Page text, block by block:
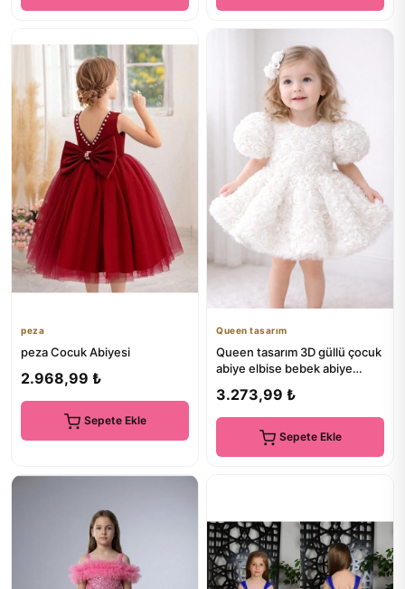
peza
peza Cocuk Abiyesi
2.968,99 ₺
Sepete Ekle
Queen tasarım
Queen tasarım 3D güllü çocuk
abiye elbise bebek abiye
3.273,99 ₺
Sepete Ekle